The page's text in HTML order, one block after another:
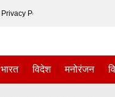
Privacy Policy
भारत विदेश मनोरंजन